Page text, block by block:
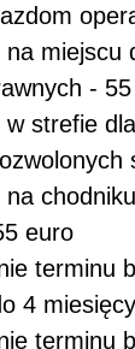
na miejscu
-
w strefie
na
euro
terminu
4
terminu